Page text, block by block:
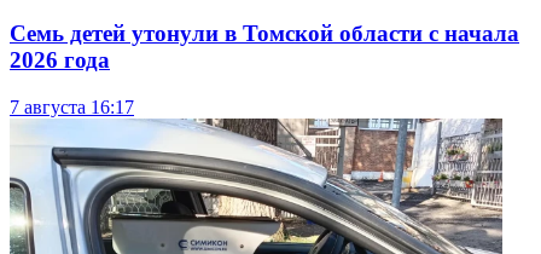
Семь детей утонули в Томской области с начала
2026 года
7 августа 16:17